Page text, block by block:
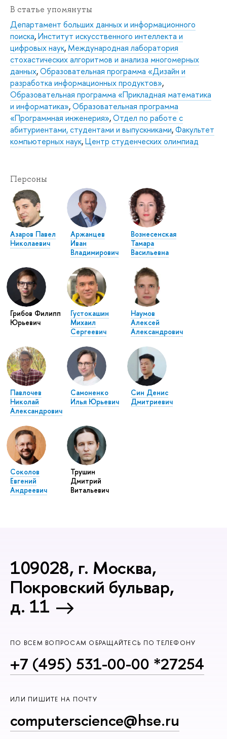
В статье упомянуты
Департамент больших данных и информационного
поиска,Институт искусственного интеллекта и
цифровых наук, Международная лаборатория
стохастических алгоритмов и анализа многомерных
данных,Образовательная программа «Дизайн и
разработка информационных продуктов»,
Образовательная программа «Прикладная математика
и информатика»,Образовательная программа
«Программная инженерия»,Отдел по работе с
абитуриентами, студентами и выпускниками,Факультет
компьютерных наук,Центр студенческих олимпиад
Персоны
Азаров Павел
Николаевич
Аржанцев
Иван
Владимирович
Вознесенская
Тамара
Васильевна
Грибов Филипп
Юрьевич
Густокашин
Михаил
Сергеевич
Наумов
Алексей
Александрович
Павлочев
Николай
Александрович
Самоненко
Илья Юрьевич
Син Денис
Дмитриевич
Соколов
Евгений
Андреевич
Трушин
Дмитрий
Витальевич
109028, г. Москва,
Покровский бульвар,
д. 11
ПО ВСЕМ ВОПРОСАМ ОБРАЩАЙТЕСЬ ПО ТЕЛЕФОНУ
+7 (495) 531-00-00 *27254
ИЛИ ПИШИТЕ НА ПОЧТУ
computerscience@hse.ru